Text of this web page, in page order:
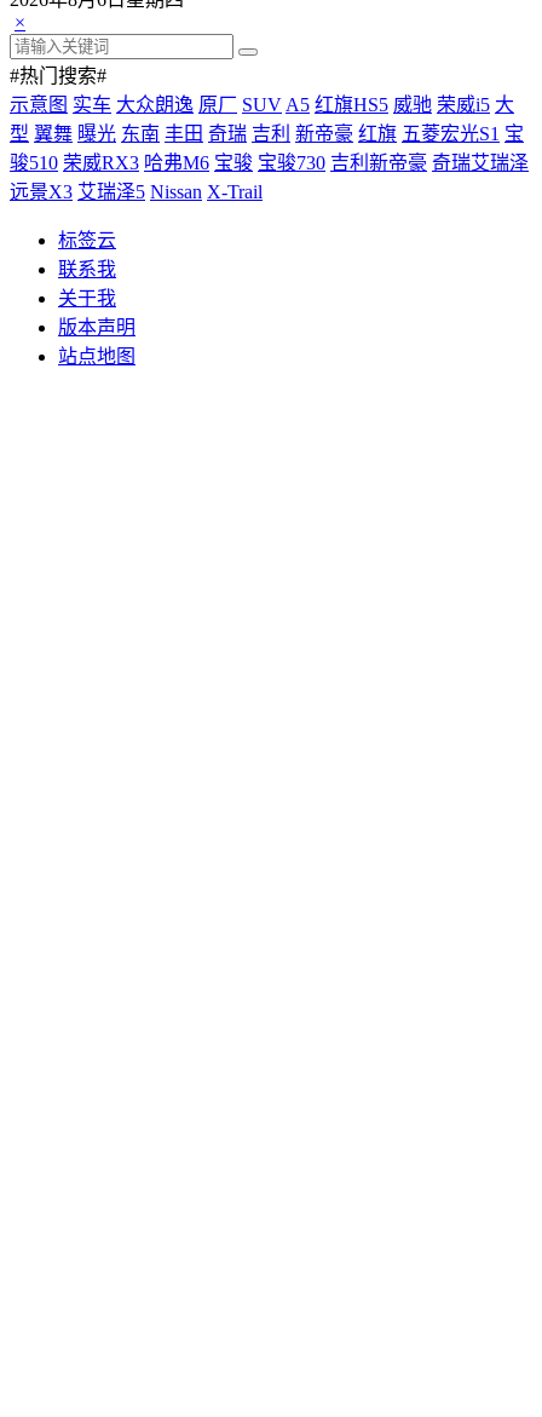
×
#热门搜索#
示意图 实车 大众朗逸 原厂 SUVA5 红旗HS5 威驰 荣威i5 大
型 翼舞 曝光 东南 丰田 奇瑞 吉利 新帝豪 红旗 五菱宏光S1 宝
骏510 荣威RX3 哈弗M6 宝骏 宝骏730 吉利新帝豪 奇瑞艾瑞泽
远景X3 艾瑞泽5 Nissan X-Trail
标签云
联系我
关于我
版本声明
站点地图